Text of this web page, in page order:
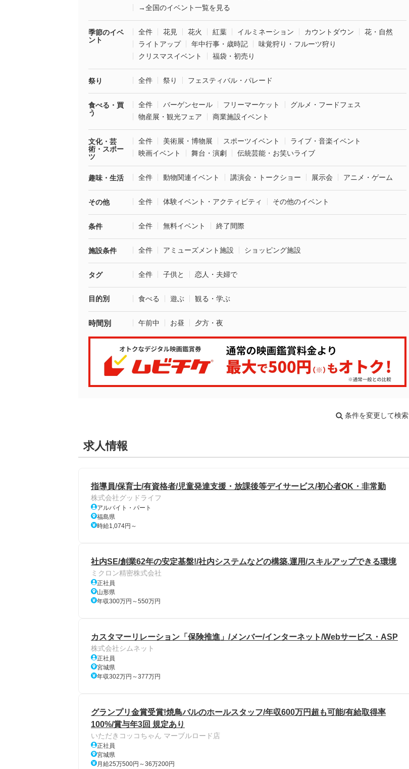
→全国のイベント一覧を見る
季節のイベ
ント
全件 花見 花火 紅葉 イルミネーション カウントダウン
花・自然
ライトアップ
年中行事・歳時記
味覚狩り・フルーツ狩り
クリスマスイベント
福袋・初売り
祭り 全件 祭り フェスティバル・パレード
食べる・買
う
全件 バーゲンセール フリーマーケット
グルメ・フードフェス
物産展・観光フェア
商業施設イベント
文化・芸
術・スポー
ツ
全件 美術展・博物展 スポーツイベント
ライブ・音楽イベント
映画イベント
舞台・演劇 伝統芸能・お笑いライブ
趣味・生活 全件 動物関連イベント 講演会・トークショー 展示会 アニメ・ゲーム
その他 全件 体験イベント・アクティビティ その他のイベント
条件 全件 無料イベント 終了間際
施設条件 全件 アミューズメント施設 ショッピング施設
タグ 全件 子供と 恋人・夫婦で
目的別 食べる 遊ぶ 観る・学ぶ
時間別 午前中 お昼 夕方・夜
条件を変更して検索
求人情報
指導員/保育士/有資格者/児童発達支援・放課後等デイサービス/初心者OK・非常勤
株式会社グッドライフ
アルバイト・パート
福島県
時給1,074円～
社内SE/創業62年の安定基盤!/社内システムなどの構築.運用/スキルアップできる環境
ミクロン精密株式会社
正社員
山形県
年収300万円～550万円
カスタマーリレーション「保険推進」/メンバー/インターネット/Webサービス・ASP
株式会社シムネット
正社員
宮城県
年収302万円～377万円
グランプリ金賞受賞!焼鳥バルのホールスタッフ/年収600万円超も可能/有給取得率
100%/賞与年3回 規定あり
いただきコッコちゃん マーブルロード店
正社員
宮城県
月給25万500円～36万200円